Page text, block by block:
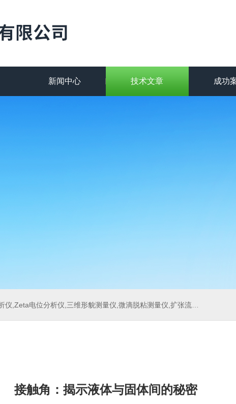
新闻中心 技术文章 成功
,三维形貌测量仪,微滴脱粘测量仪,扩张流变测量仪,刀具测量仪,多重光散射仪
接触角：揭示液体与固体间的秘密